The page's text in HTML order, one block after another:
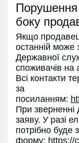
Порушення
боку
Якщо
останній може
Державної
споживачів на
Всі контакти
за
посиланням:
При зверненні
заяву. У разі
потрібно буде
форму: https://